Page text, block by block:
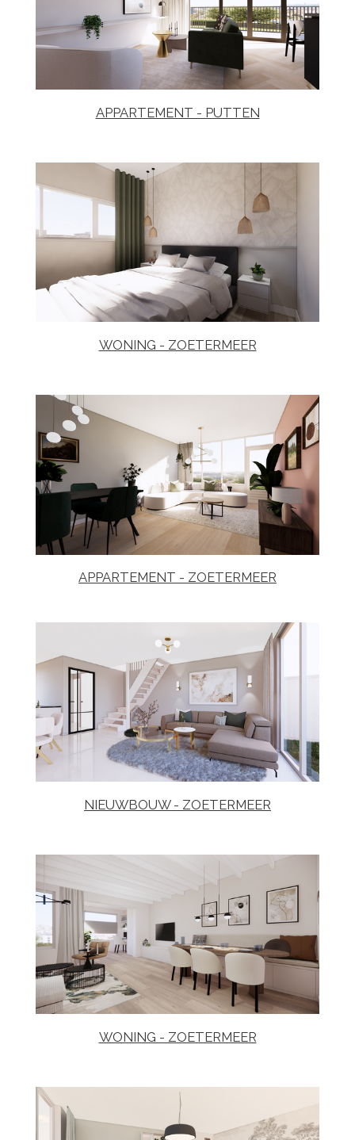
APPARTEMENT - PUTTEN
WONING - ZOETERMEER
APPARTEMENT - ZOETERMEER
NIEUWBOUW - ZOETERMEER
WONING - ZOETERMEER